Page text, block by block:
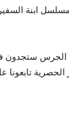
ستجدون في
الحصرية